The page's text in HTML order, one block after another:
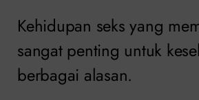
Kehidupan seks yang
sangat penting untuk
berbagai alasan.